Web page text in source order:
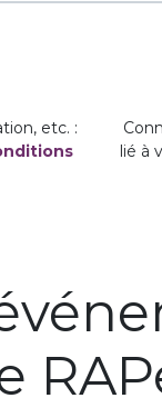
etc. :
lié à